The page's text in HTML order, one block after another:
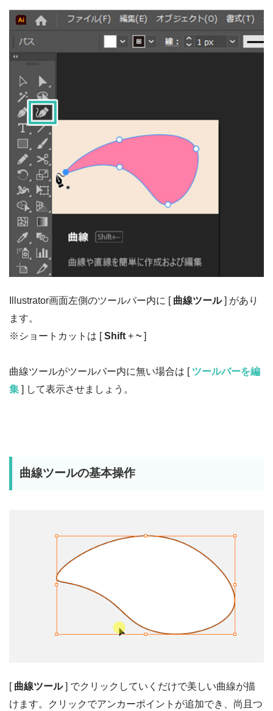
Illustrator画面左側のツールバー内に [ 曲線ツール] があり
ます。
※ショートカットは [Shift + ~ ]
曲線ツールがツールバー内に無い場合は [ ツールバーを編
集 ] して表示させましょう。
曲線ツールの基本操作
曲線ツール] でクリックしていくだけで美しい曲線が描
けます。クリックでアンカーポイントが追加でき、尚且つ